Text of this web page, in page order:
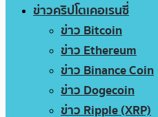
ข่าวคริปโตเคอเรนซี่
ข่าว Bitcoin
ข่าว Ethereum
ข่าว Binance Coin
ข่าว Dogecoin
ข่าว Ripple (XRP)